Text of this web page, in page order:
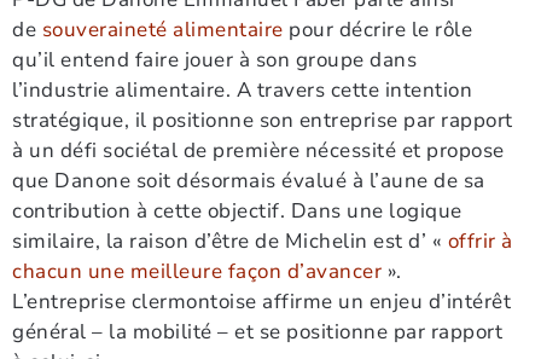
de souveraineté alimentaire pour décrire le rôle
qu’il entend faire jouer à son groupe dans
l’industrie alimentaire. A travers cette intention
stratégique, il positionne son entreprise par rapport
à un défi sociétal de première nécessité et propose
que Danone soit désormais évalué à l’aune de sa
contribution à cette objectif. Dans une logique
similaire, la raison d’être de Michelin est d’ « offrir à
chacun une meilleure façon d’avancer ».
L’entreprise clermontoise affirme un enjeu d’intérêt
général – la mobilité – et se positionne par rapport